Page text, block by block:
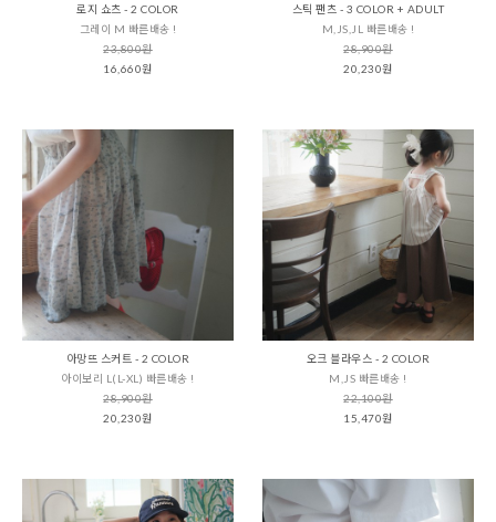
로지 쇼츠 - 2 COLOR
그레이 M 빠른배송 !
23,800원
16,660원
스틱 팬츠 - 3 COLOR + ADULT
M,JS,JL 빠른배송 !
28,900원
20,230원
아망뜨 스커트 - 2 COLOR
아이보리 L(L-XL) 빠른배송 !
28,900원
20,230원
오크 블라우스 - 2 COLOR
M,JS 빠른배송 !
22,100원
15,470원